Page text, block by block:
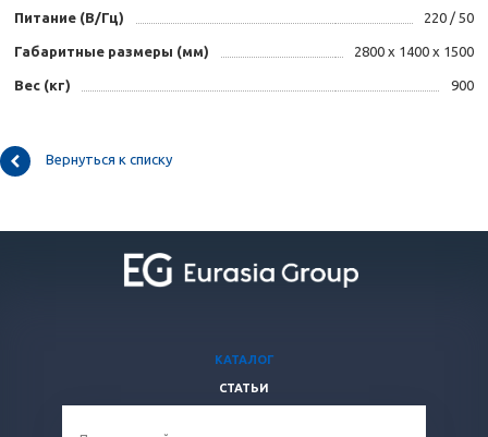
Питание (В/Гц) 220 / 50
Габаритные размеры (мм) 2800 х 1400 х 1500
Вес (кг) 900
Вернуться к списку
КАТАЛОГ
СТАТЬИ